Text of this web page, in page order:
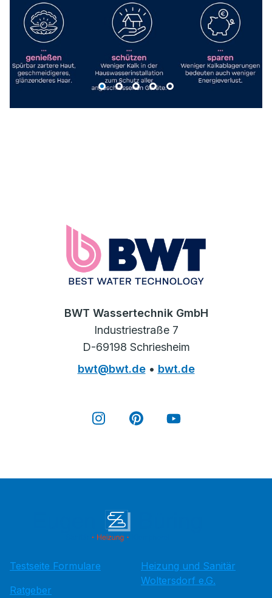
BWT Wassertechnik GmbH
Industriestraße 7
D-69198 Schriesheim
bwt@bwt.de• bwt.de
Testseite Formulare
Ratgeber
Heizung und Sanitär
Woltersdorf e.G.